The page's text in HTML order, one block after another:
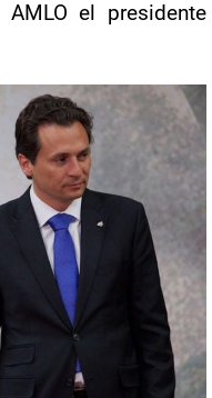
AMLO el presidente